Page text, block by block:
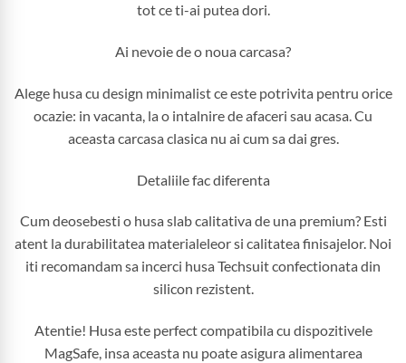
tot ce ti-ai putea dori.
Ai nevoie de o noua carcasa?
Alege husa cu design minimalist ce este potrivita pentru orice
ocazie: in vacanta, la o intalnire de afaceri sau acasa. Cu
aceasta carcasa clasica nu ai cum sa dai gres.
Detaliile fac diferenta
Cum deosebesti o husa slab calitativa de una premium? Esti
atent la durabilitatea materialeleor si calitatea finisajelor. Noi
iti recomandam sa incerci husa Techsuit confectionata din
silicon rezistent.
Atentie! Husa este perfect compatibila cu dispozitivele
MagSafe, insa aceasta nu poate asigura alimentarea